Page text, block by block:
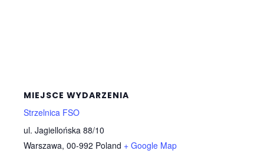
MIEJSCE WYDARZENIA
Strzelnica FSO
ul. Jagiellońska 88/10
Warszawa, 00-992 Poland + Google Map